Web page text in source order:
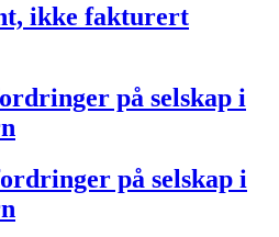
ikke fakturert
på selskap i
på selskap i